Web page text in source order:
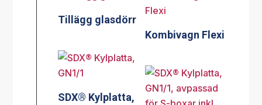
Tillägg glasdörr
Kombivagn Flexi
SDX® Kylplatta,